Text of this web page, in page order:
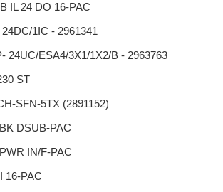
IL 24 DO 16-PAC
1IC - 2961341
24UC/ESA4/3X1/1X2/B - 2963763
ST
SFN-5TX (2891152)
DSUB-PAC
IN/F-PAC
16-PAC